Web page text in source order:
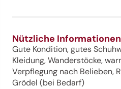
Nützliche Informationen
Gute Kondition, gutes
Kleidung, Wanderstöcke,
Verpflegung nach Belieben,
Grödel (bei Bedarf)